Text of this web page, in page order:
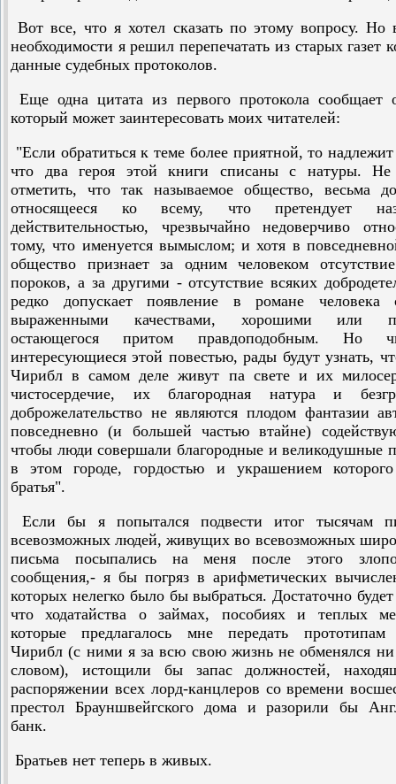
Вот все, что я хотел сказать по этому вопросу. Но
необходимости я решил перепечатать из старых газет
данные судебных протоколов.
Еще одна цитата из первого протокола сообщает
который может заинтересовать моих читателей:
"Если обратиться к теме более приятной, то надлежит
что два героя этой книги списаны с натуры. Не
отметить, что так называемое общество, весьма
относящееся ко всему, что претендует
действительностью, чрезвычайно недоверчиво
тому, что именуется вымыслом; и хотя в
общество признает за одним человеком
пороков, а за другими - отсутствие всяких
редко допускает появление в романе человека
выраженными качествами, хорошими или
остающегося притом правдоподобным. Но
интересующиеся этой повестью, рады будут узнать,
Чирибл в самом деле живут па свете и их
чистосердечие, их благородная натура и
доброжелательство не являются плодом фантазии
повседневно (и большей частью втайне)
чтобы люди совершали благородные и великодушные
в этом городе, гордостью и украшением
братья".
Если бы я попытался подвести итог тысячам
всевозможных людей, живущих во всевозможных
письма посыпались на меня после этого
сообщения,- я бы погряз в арифметических
которых нелегко было бы выбраться. Достаточно будет
что ходатайства о займах, пособиях и теплых
которые предлагалось мне передать прототипам
Чирибл (с ними я за всю свою жизнь не обменялся
словом), истощили бы запас должностей,
распоряжении всех лорд-канцлеров со времени
престол Брауншвейгского дома и разорили бы
банк.
Братьев нет теперь в живых.